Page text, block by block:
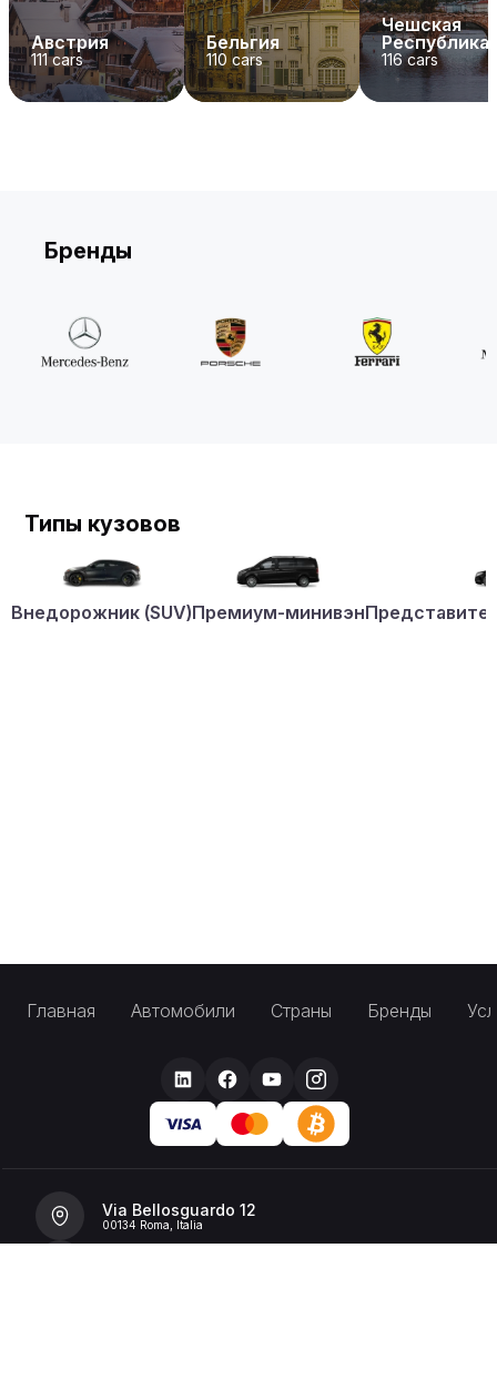
Австрия
111cars
Бельгия
110 cars
Чешская
Республика
116cars
Бренды
Типы кузовов
Внедорожник (SUV)Премиум-минивэн
Главная Автомобили Страны Бренды
Via Bellosguardo 12
00134 Roma, Italia